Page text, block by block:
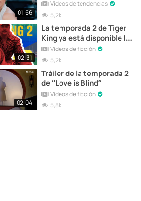
01:56
| Tráiler
Vídeos de tendencias
5,2k
02:31
La temporada 2 de Tiger
King ya está disponible |
Tráiler Final
Vídeos de ficción
5,2k
02:04
Tráiler de la temporada 2
de “Love is Blind”
Vídeos de ficción
5,8k